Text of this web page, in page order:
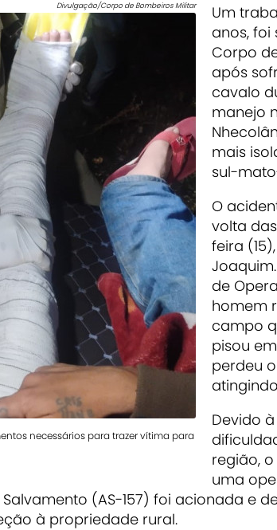
Divulgação/Corpo de Bombeiros Militar
necessários para trazer vítima para
Um
anos,
Corpo
após
cavalo
manejo
mais
sul-
O
volta
feira
de
homem
campo
pisou
perdeu
Devido
região,
uma
(AS-157) foi acionada e
à propriedade rural.